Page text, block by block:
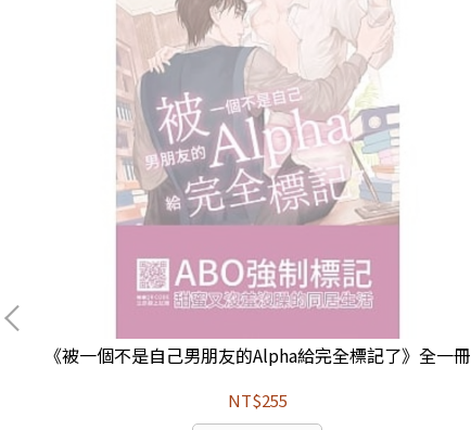
《被一個不是自己男朋友的Alpha給完全標記了》全一冊
NT$255